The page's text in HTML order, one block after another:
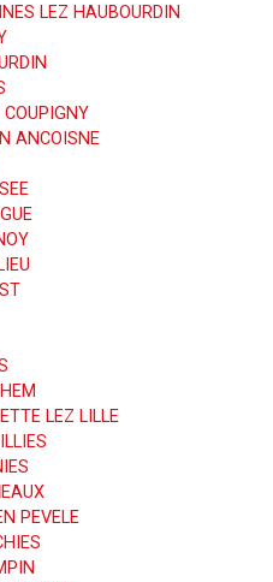
LEZ HAUBOURDIN
ANCOISNE
LEZ LILLE
PEVELE